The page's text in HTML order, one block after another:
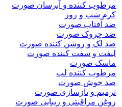
مرطوب کننده و آبرسان صورت
کرم شب و روز
ضد آفتاب صورت
ضد چروک صورت
ضد لک و روشن کننده صورت
لیفت و سفت کننده صورت
ماسک صورت
مرطوب کننده لب
ضد جوش صورت
ترمیم و بازسازی صورت
روغن مراقبتی و زیبایی صورت